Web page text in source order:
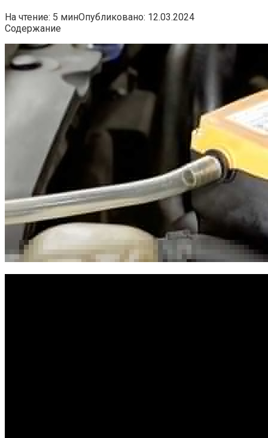
На чтение: 5 минОпубликовано: 12.03.2024
Содержание